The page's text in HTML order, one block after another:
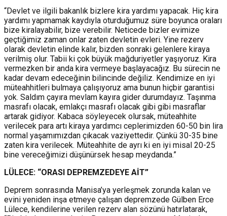
“Devlet ve ilgili bakanlık bizlere kira yardımı yapacak. Hiç kira
yardımı yapmamak kaydıyla oturduğumuz süre boyunca oraları
bize kiralayabilir, bize verebilir. Neticede bizler evimize
geçtiğimiz zaman onlar zaten devletin evleri. Yine rezerv
olarak devletin elinde kalır, bizden sonraki gelenlere kiraya
verilmiş olur. Tabii ki çok büyük mağduriyetler yaşıyoruz. Kira
vermezken bir anda kira vermeye başlayacağız. Bu sürecin ne
kadar devam edeceğinin bilincinde değiliz. Kendimize en iyi
müteahhitleri bulmaya çalışıyoruz ama bunun hiçbir garantisi
yok. Saldım çayıra mevlam kayıra gider durumdayız. Taşınma
masrafı olacak, emlakçı masrafı olacak gibi gibi masraflar
artarak gidiyor. Kabaca söyleyecek olursak, müteahhite
verilecek para artı kiraya yardımcı ceplerimizden 60-50 bin lira
normal yaşamımızdan çıkacak vaziyettedir. Çünkü 30-35 bine
zaten kira verilecek. Müteahhite de ayrı ki en iyi misal 20-25
bine vereceğimizi düşünürsek hesap meydanda.”
LÜLECE: “ORASI DEPREMZEDEYE AİT”
Deprem sonrasında Manisa’ya yerleşmek zorunda kalan ve
evini yeniden inşa etmeye çalışan depremzede Gülben Erce
Lülece, kendilerine verilen rezerv alan sözünü hatırlatarak,